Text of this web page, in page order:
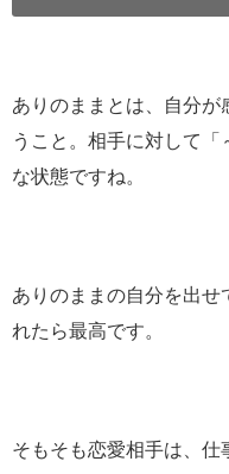
ありのままとは、自分が
うこと。相手に対して
な状態ですね。
ありのままの自分を出せ
れたら最高です。
そもそも恋愛相手は、仕